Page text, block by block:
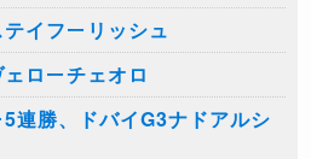
テイフーリッシュ
ェローチェオロ
連勝、ドバイG3ナドアルシ